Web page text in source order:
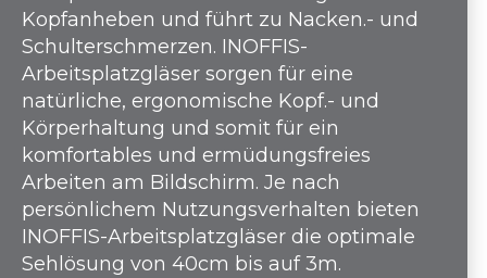
Kopfanheben und führt zu Nacken.- und
Schulterschmerzen. INOFFIS-
Arbeitsplatzgläser sorgen für eine
natürliche, ergonomische Kopf.- und
Körperhaltung und somit für ein
komfortables und ermüdungsfreies
Arbeiten am Bildschirm. Je nach
persönlichem Nutzungsverhalten bieten
INOFFIS-Arbeitsplatzgläser die optimale
Sehlösung von 40cm bis auf 3m.